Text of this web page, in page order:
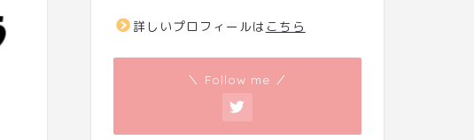
詳しいプロフィールは こちら
＼ Follow me ／